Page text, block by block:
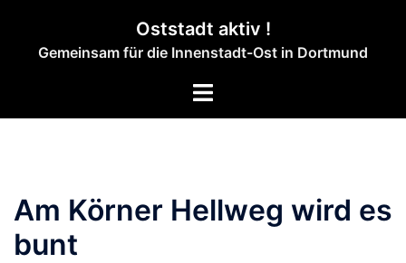
springen
Oststadt aktiv !
Gemeinsam für die Innenstadt-Ost in Dortmund
Menü
Am Körner Hellweg wird es
bunt